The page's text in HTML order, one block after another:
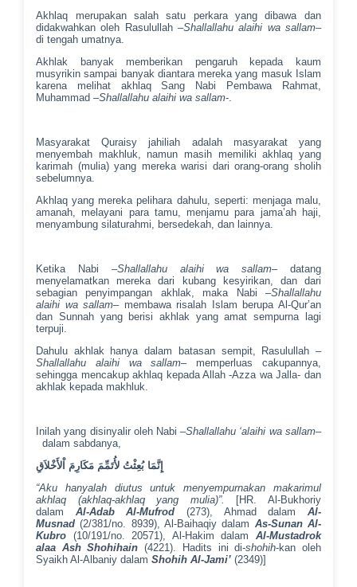
Akhlaq merupakan salah satu perkara yang dibawa dan
didakwahkan oleh Rasulullah –Shallallahu alaihi wa sallam–
di tengah umatnya.
Akhlak banyak memberikan pengaruh kepada kaum
musyrikin sampai banyak diantara mereka yang masuk Islam
karena melihat akhlaq Sang Nabi Pembawa Rahmat,
Muhammad –Shallallahu alaihi wa sallam-.
Masyarakat Quraisy jahiliah adalah masyarakat yang
menyembah makhluk, namun masih memiliki akhlaq yang
karimah (mulia) yang mereka warisi dari orang-orang sholih
sebelumnya.
Akhlaq yang mereka pelihara dahulu, seperti: menjaga malu,
amanah, melayani para tamu, menjamu para jama’ah haji,
menyambung silaturahmi, bersedekah, dan lainnya.
Ketika Nabi –Shallallahu alaihi wa sallam– datang
menyelamatkan mereka dari kubang kesyirikan, dan dari
sebagian penyimpangan akhlak, maka Nabi –Shallallahu
alaihi wa sallam– membawa risalah Islam berupa Al-Qur’an
dan Sunnah yang berisi akhlak yang amat sempurna lagi
terpuji.
Dahulu akhlak hanya dalam batasan sempit, Rasulullah –
Shallallahu alaihi wa sallam– memperluas cakupannya,
sehingga mencakup akhlaq kepada Allah -Azza wa Jalla- dan
akhlak kepada makhluk.
Inilah yang disinyalir oleh Nabi –Shallallahu ‘alaihi wa sallam–
dalam sabdanya,
إِنَّمَا بُعِثْتُ لأُتَمِّمَ مَكَارِمَ اْلأَخْلاَقِ
“Aku hanyalah diutus untuk menyempurnakan makarimul
akhlaq (akhlaq-akhlaq yang mulia)”.
[HR. Al-Bukhoriy
dalam Al-Adab Al-Mufrod (273), Ahmad dalam Al-
Musnad(2/381/no. 8939), Al-Baihaqiy dalam As-Sunan Al-
Kubro (10/191/no. 20571), Al-Hakim dalam Al-Mustadrok
alaa Ash Shohihain (4221). Hadits ini di-shohih-kan oleh
Syaikh Al-Albaniy dalamShohih Al-Jami’ (2349)]